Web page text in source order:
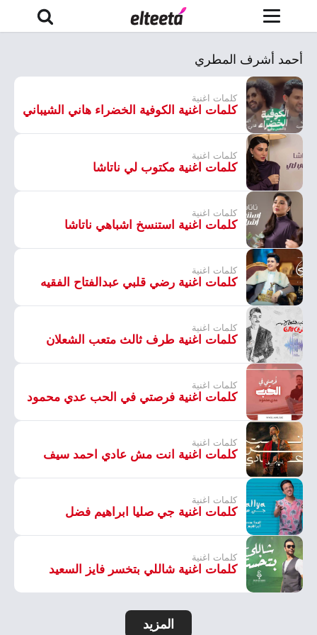
أحمد أشرف المطري
كلمات اغنية
كلمات اغنية الكوفية الخضراء هاني الشيباني
كلمات اغنية
كلمات اغنية مكتوب لي ناتاشا
كلمات اغنية
كلمات اغنية استنسخ اشباهي ناتاشا
كلمات اغنية
كلمات اغنية رضي قلبي عبدالفتاح الفقيه
كلمات اغنية
كلمات اغنية طرف ثالث متعب الشعلان
كلمات اغنية
كلمات اغنية فرصتي في الحب عدي محمود
كلمات اغنية
كلمات اغنية انت مش عادي احمد سيف
كلمات اغنية
كلمات اغنية جي صليا ابراهيم فضل
كلمات اغنية
كلمات اغنية شاللي بتخسر فايز السعيد
المزيد